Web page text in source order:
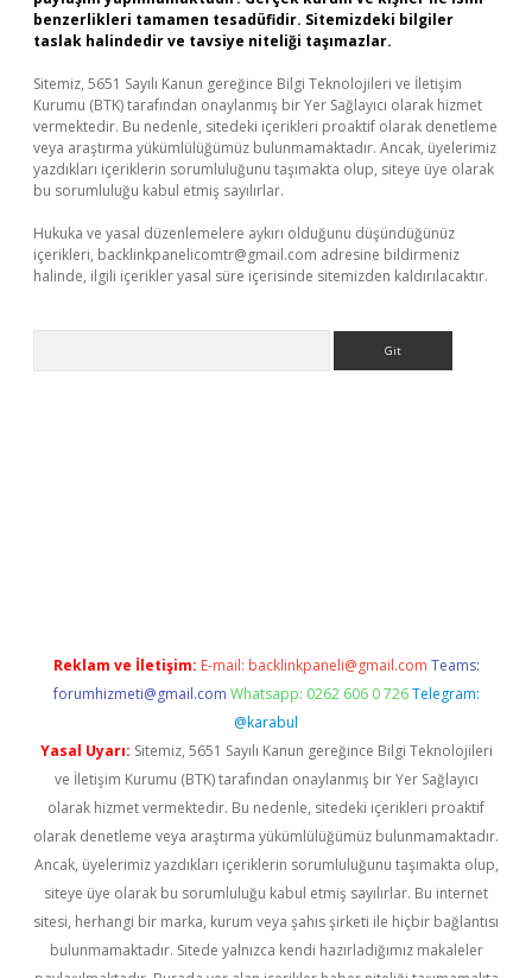
benzerlikleri tamamen tesadüfidir. Sitemizdeki bilgiler
taslak halindedir ve tavsiye niteliği taşımazlar.
Sitemiz, 5651 Sayılı Kanun gereğince Bilgi Teknolojileri ve İletişim
Kurumu (BTK) tarafından onaylanmış bir Yer Sağlayıcı olarak hizmet
vermektedir. Bu nedenle, sitedeki içerikleri proaktif olarak denetleme
veya araştırma yükümlülüğümüz bulunmamaktadır. Ancak, üyelerimiz
yazdıkları içeriklerin sorumluluğunu taşımakta olup, siteye üye olarak
bu sorumluluğu kabul etmiş sayılırlar.
Hukuka ve yasal düzenlemelere aykırı olduğunu düşündüğünüz
içerikleri, backlinkpanelicomtr@gmail.com adresine bildirmeniz
halinde, ilgili içerikler yasal süre içerisinde sitemizden kaldırılacaktır.
Reklam ve İletişim: E-mail: backlinkpaneli@gmail.com Teams:
forumhizmeti@gmail.com Whatsapp: 0262 606 0 726 Telegram:
@karabul
Yasal Uyarı: Sitemiz, 5651 Sayılı Kanun gereğince Bilgi Teknolojileri
ve İletişim Kurumu (BTK) tarafından onaylanmış bir Yer Sağlayıcı
olarak hizmet vermektedir. Bu nedenle, sitedeki içerikleri proaktif
olarak denetleme veya araştırma yükümlülüğümüz bulunmamaktadır.
Ancak, üyelerimiz yazdıkları içeriklerin sorumluluğunu taşımakta olup,
siteye üye olarak bu sorumluluğu kabul etmiş sayılırlar. Bu internet
sitesi, herhangi bir marka, kurum veya şahıs şirketi ile hiçbir bağlantısı
bulunmamaktadır. Sitede yalnızca kendi hazırladığımız makaleler